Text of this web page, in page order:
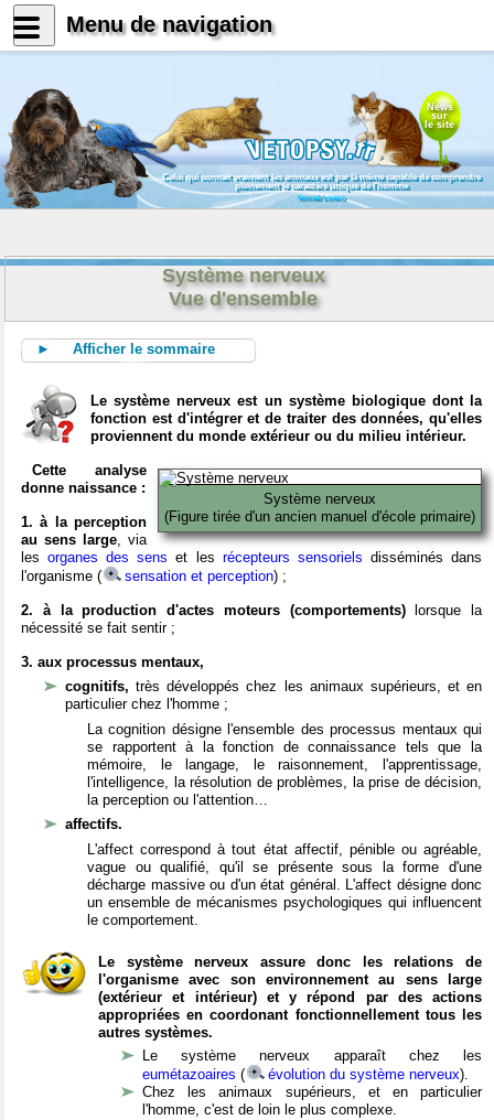
News
sur
le site
Celui qui connait vraiment les animaux est par là même capable de comprendre
pleinement le caractère unique de l'homme
Konrad Lorenz
Système nerveux
Vue d'ensemble
► Afficher le sommaire
Le système nerveux est un système biologique dont la
fonction est d'intégrer et de traiter des données, qu'elles
proviennent du monde extérieur ou du milieu intérieur.
Système nerveux
(Figure tirée d'un ancien manuel d'école primaire)
Cette analyse
donne naissance :
1. à la perception
au sens large, via
lesorganes des sens et les récepteurs sensoriels disséminés dans
l'organisme (
sensation et perception) ;
2. à la production d'actes moteurs (comportements)lorsque la
nécessité se fait sentir ;
3. aux processus mentaux,
cognitifs,très développés chez les animaux supérieurs, et en
particulier chez l'homme ;
La cognition désigne l'ensemble des processus mentaux qui
se rapportent à la fonction de connaissance tels que la
mémoire, le langage, le raisonnement, l'apprentissage,
l'intelligence, la résolution de problèmes, la prise de décision,
la perception ou l'attention…
affectifs.
L'affect correspond à tout état affectif, pénible ou agréable,
vague ou qualifié, qu'il se présente sous la forme d'une
décharge massive ou d'un état général. L'affect désigne donc
un ensemble de mécanismes psychologiques qui influencent
le comportement.
Le système nerveux assure donc les relations de
l'organisme avec son environnement au sens large
(extérieur et intérieur) et y répond par des actions
appropriées en coordonant fonctionnellement tous les
autres systèmes.
Le système nerveux apparaît chez les
eumétazoaires ( évolution du système nerveux).
Chez les animaux supérieurs, et en particulier
l'homme, c'est de loin le plus complexe.
Menu de navigation